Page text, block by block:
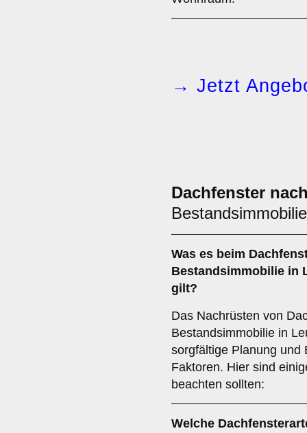
→ Jetzt
Dachfenster
Was es beim
Bestandsimmobilie in
gilt?
Das Nachrüsten von
Bestandsimmobilie in
sorgfältige Planung und
Faktoren. Hier sind
beachten sollten:
Welche